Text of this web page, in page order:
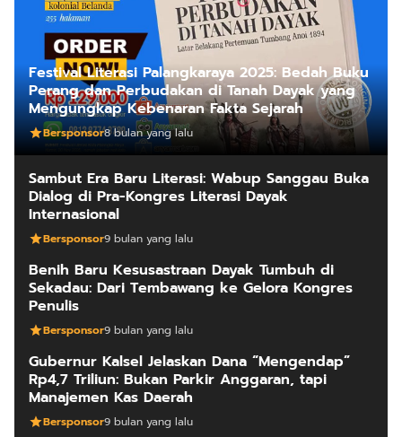
Festival Literasi Palangkaraya 2025: Bedah Buku
Perang dan Perbudakan di Tanah Dayak yang
Mengungkap Kebenaran Fakta Sejarah
Bersponsor8 bulan yang lalu
Sambut Era Baru Literasi: Wabup Sanggau Buka
Dialog di Pra-Kongres Literasi Dayak
Internasional
Bersponsor9 bulan yang lalu
Benih Baru Kesusastraan Dayak Tumbuh di
Sekadau: Dari Tembawang ke Gelora Kongres
Penulis
Bersponsor9 bulan yang lalu
Gubernur Kalsel Jelaskan Dana “Mengendap”
Rp4,7 Triliun: Bukan Parkir Anggaran, tapi
Manajemen Kas Daerah
Bersponsor9 bulan yang lalu